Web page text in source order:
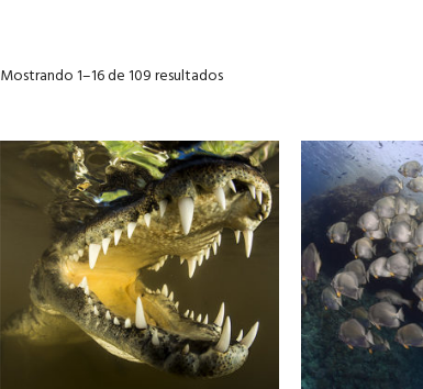
Mostrando 1–16 de 109 resultados